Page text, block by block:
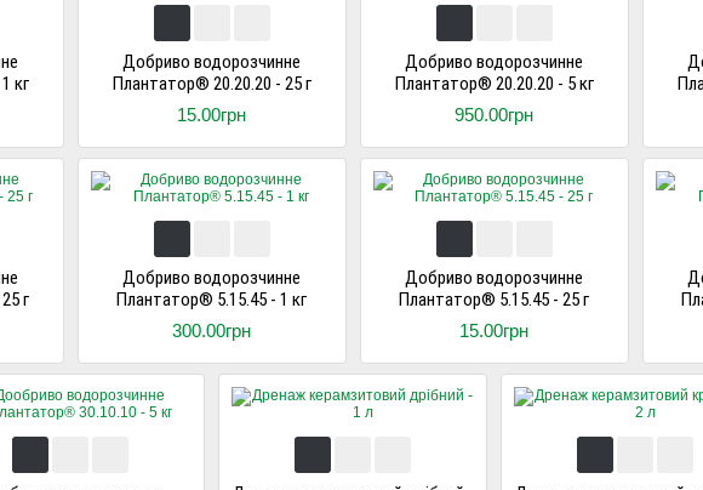
кг
Добриво водорозчинне
Плантатор® 20.20.20 - 25 г
15.00грн
Добриво водорозчинне
Плантатор® 20.20.20 - 5 кг
950.00грн
г
Добриво водорозчинне
Плантатор® 5.15.45 - 1 кг
300.00грн
Добриво водорозчинне
Плантатор® 5.15.45 - 25 г
15.00грн